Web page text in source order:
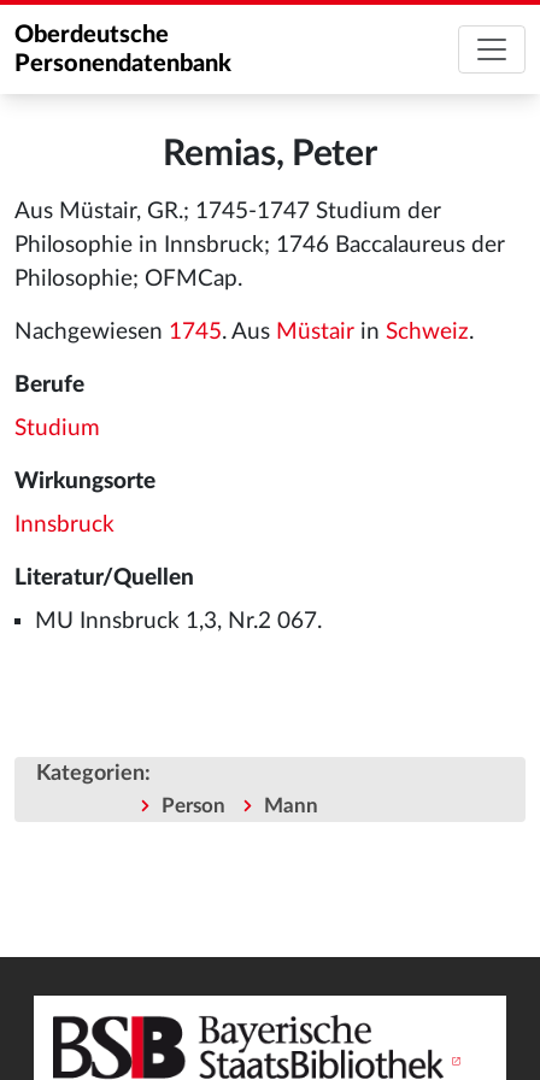
Oberdeutsche
Personendatenbank
Remias, Peter
Aus Müstair, GR.; 1745-1747 Studium der
Philosophie in Innsbruck; 1746 Baccalaureus der
Philosophie; OFMCap.
Nachgewiesen 1745. Aus Müstair in Schweiz.
Berufe
Studium
Wirkungsorte
Innsbruck
Literatur/Quellen
MU Innsbruck 1,3, Nr.2 067.
Kategorien:
Person Mann